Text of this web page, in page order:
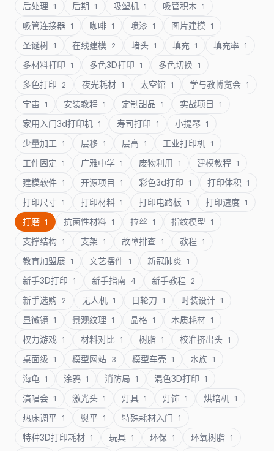
后处理 1 后期 1 吸塑机 1 吸管积木 1
吸管连接器 1 咖啡 1 喷漆 1 图片建模 1
圣诞树 1 在线建模 2 堵头 1 填充 1 填充率 1
多材料打印 1 多色3D打印 1 多色切换 1
多色打印 2 夜光耗材 1 太空馆 1 学与教博览会 1
宇宙 1 安装教程 1 定制甜品 1 实战项目 1
家用入门3d打印机 1 寿司打印 1 小提琴 1
少量加工 1 层移 1 层高 1 工业打印机 1
工件固定 1 广雅中学 1 废物利用 1 建模教程 1
建模软件 1 开源项目 1 彩色3d打印 1 打印体积 1
打印尺寸 1 打印材料 1 打印电路板 1 打印速度 1
打磨 1 抗菌性材料 1 拉丝 1 指纹模型 1
支撑结构 1 支架 1 故障排查 1 教程 1
教育加盟展 1 文艺摆件 1 新冠肺炎 1
新手3D打印 1 新手指南 4 新手教程 2
新手选购 2 无人机 1 日轮刀 1 时装设计 1
显微镜 1 景观纹理 1 晶格 1 木质耗材 1
权力游戏 1 材料对比 1 树脂 1 校准挤出头 1
桌面级 1 模型网站 3 模型车壳 1 水族 1
海龟 1 涂鸦 1 消防局 1 混色3D打印 1
演唱会 1 激光头 1 灯具 1 灯饰 1 烘培机 1
热床调平 1 熨平 1 特殊耗材入门 1
特种3D打印耗材 1 玩具 1 环保 1 环氧树脂 1